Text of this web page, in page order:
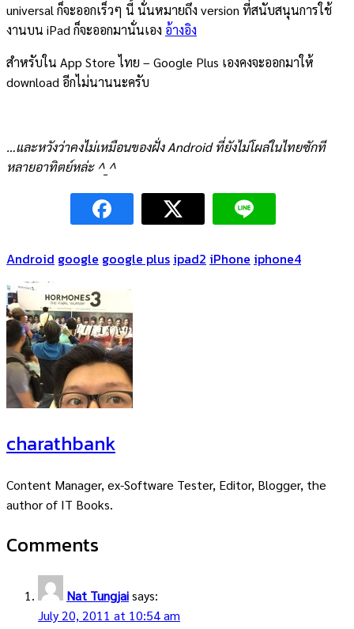
universal ก็จะออกเร็วๆ นี้ นั่นหมายถึง version ที่สนับสนุนการใช้
งานบน iPad ก็จะออกมานั่นเอง อ้างอิง
สำหรับใน App Store ไทย – Google Plus เองคงจะออกมาให้
download อีกไม่นานนะครับ
…และหวังว่าคงไม่เหมือนของฝั่ง Android ที่ยังไม่โผล่ในไทยซักที
หลายอาทิตย์หล่ะ ^_^
Android google google plus ipad2 iPhone iphone4
charathbank
Content Manager, ex-Software Tester, Editor, Blogger, the
author of IT Books.
Comments
Nat Tungjaisays:
July 20, 2011 at 10:54 am